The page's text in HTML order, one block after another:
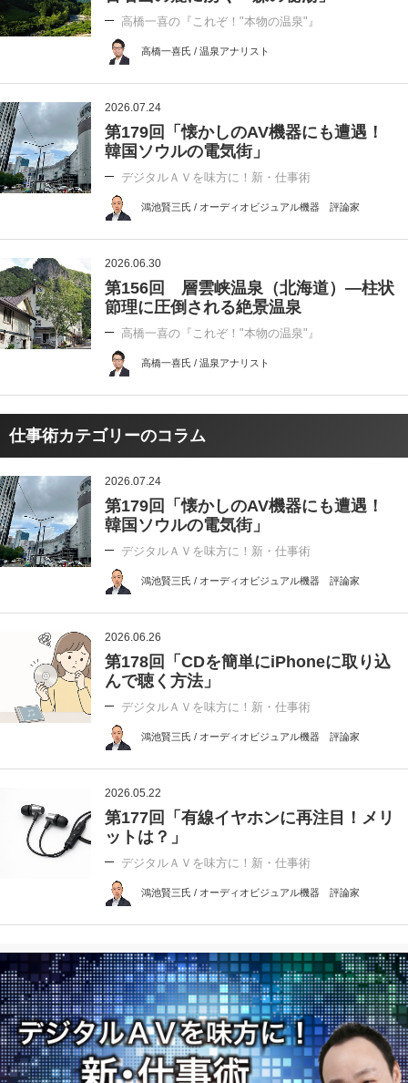
高橋一喜の『これぞ！"本物の温泉"』
高橋一喜氏 / 温泉アナリスト
2026.07.24
第179回「懐かしのAV機器にも遭遇！
韓国ソウルの電気街」
デジタルＡＶを味方に！新・仕事術
鴻池賢三氏 / オーディオビジュアル機器 評論家
2026.06.30
第156回 層雲峡温泉（北海道）―柱状
節理に圧倒される絶景温泉
高橋一喜の『これぞ！"本物の温泉"』
高橋一喜氏 / 温泉アナリスト
仕事術カテゴリーのコラム
2026.07.24
第179回「懐かしのAV機器にも遭遇！
韓国ソウルの電気街」
デジタルＡＶを味方に！新・仕事術
鴻池賢三氏 / オーディオビジュアル機器 評論家
2026.06.26
第178回「CDを簡単にiPhoneに取り込
んで聴く方法」
デジタルＡＶを味方に！新・仕事術
鴻池賢三氏 / オーディオビジュアル機器 評論家
2026.05.22
第177回「有線イヤホンに再注目！メリ
ットは？」
デジタルＡＶを味方に！新・仕事術
鴻池賢三氏 / オーディオビジュアル機器 評論家